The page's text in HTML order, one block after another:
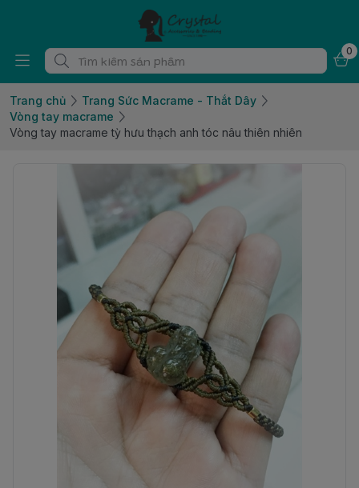
0
Trang chủ
Trang Sức Macrame - Thắt Dây
Vòng tay macrame
Vòng tay macrame tỳ hưu thạch anh tóc nâu thiên nhiên